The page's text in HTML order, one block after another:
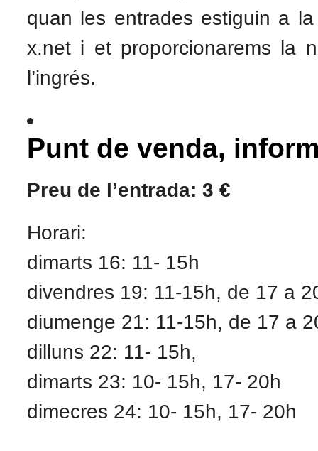
quan les entrades estiguin a
x.net i et proporcionarems la
l’ingrés.
Punt de venda,
Preu de l’entrada: 3 €
Horari:
dimarts 16: 11- 15h
divendres 19: 11-15h, de 17 a
diumenge 21: 11-15h, de 17 a
dilluns 22: 11- 15h,
dimarts 23: 10- 15h, 17- 20h
dimecres 24: 10- 15h, 17- 20h